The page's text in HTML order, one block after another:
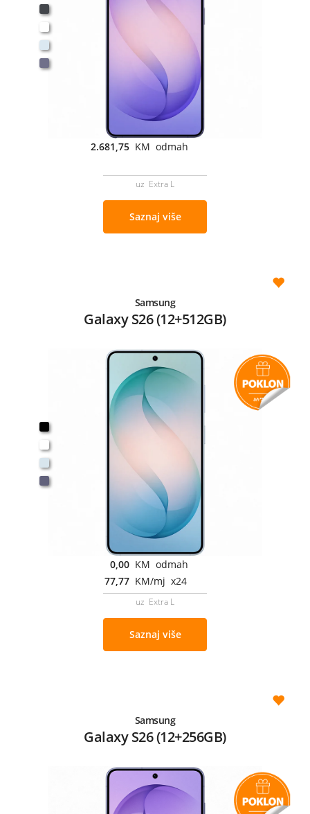
2.681,75 KM odmah
uz Extra L
Saznaj više
Samsung
Galaxy S26 (12+512GB)
0,00 KM odmah
77,77 KM/mj x24
uz Extra L
Saznaj više
Samsung
Galaxy S26 (12+256GB)